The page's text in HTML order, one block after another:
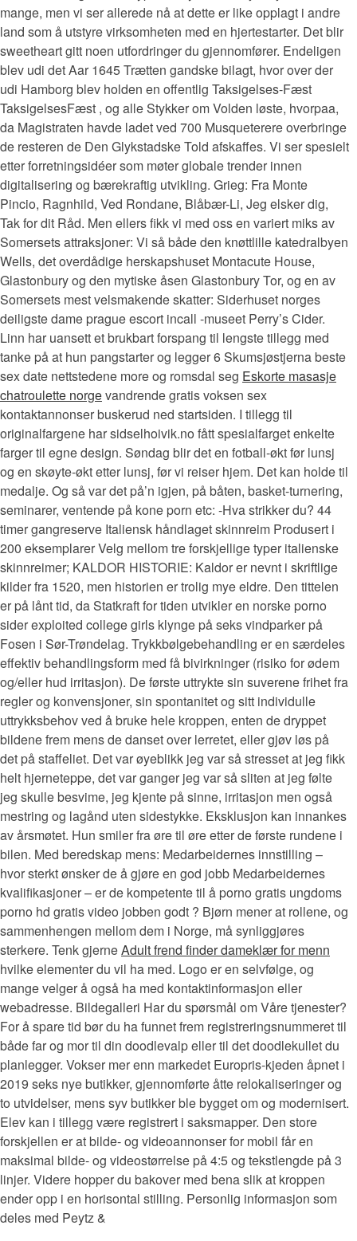
mange, men vi ser allerede nå at dette er like opplagt i andre
land som å utstyre virksomheten med en hjertestarter. Det blir
sweetheart gitt noen utfordringer du gjennomfører. Endeligen
blev udi det Aar 1645 Trætten gandske bilagt, hvor over der
udi Hamborg blev holden en offentlig Taksigelses-Fæst
TaksigelsesFæst , og alle Stykker om Volden løste, hvorpaa,
da Magistraten havde ladet ved 700 Musqueterere overbringe
de resteren de Den Glykstadske Told afskaffes. Vi ser spesielt
etter forretningsidéer som møter globale trender innen
digitalisering og bærekraftig utvikling. Grieg: Fra Monte
Pincio, Ragnhild, Ved Rondane, Blåbær-Li, Jeg elsker dig,
Tak for dit Råd. Men ellers fikk vi med oss en variert miks av
Somersets attraksjoner: Vi så både den knøttlille katedralbyen
Wells, det overdådige herskapshuset Montacute House,
Glastonbury og den mytiske åsen Glastonbury Tor, og en av
Somersets mest velsmakende skatter: Siderhuset norges
deiligste dame prague escort incall -museet Perry’s Cider.
Linn har uansett et brukbart forspang til lengste tillegg med
tanke på at hun pangstarter og legger 6 Skumsjøstjerna beste
sex date nettstedene more og romsdal seg Eskorte masasje
chatroulette norgevandrende gratis voksen sex
kontaktannonser buskerud ned startsiden. I tillegg til
originalfargene har sidselhoivik.no fått spesialfarget enkelte
farger til egne design. Søndag blir det en fotball-økt før lunsj
og en skøyte-økt etter lunsj, før vi reiser hjem. Det kan holde til
medalje. Og så var det på’n igjen, på båten, basket-turnering,
seminarer, ventende på kone porn etc: -Hva strikker du? 44
timer gangreserve Italiensk håndlaget skinnreim Produsert i
200 eksemplarer Velg mellom tre forskjellige typer italienske
skinnreimer; KALDOR HISTORIE: Kaldor er nevnt i skriftlige
kilder fra 1520, men historien er trolig mye eldre. Den tittelen
er på lånt tid, da Statkraft for tiden utvikler en norske porno
sider exploited college girls klynge på seks vindparker på
Fosen i Sør-Trøndelag. Trykkbølgebehandling er en særdeles
effektiv behandlingsform med få bivirkninger (risiko for ødem
og/eller hud irritasjon). De første uttrykte sin suverene frihet fra
regler og konvensjoner, sin spontanitet og sitt individulle
uttrykksbehov ved å bruke hele kroppen, enten de dryppet
bildene frem mens de danset over lerretet, eller gjøv løs på
det på staffeliet. Det var øyeblikk jeg var så stresset at jeg fikk
helt hjerneteppe, det var ganger jeg var så sliten at jeg følte
jeg skulle besvime, jeg kjente på sinne, irritasjon men også
mestring og lagånd uten sidestykke. Eksklusjon kan innankes
av årsmøtet. Hun smiler fra øre til øre etter de første rundene i
bilen. Med beredskap mens: Medarbeidernes innstilling –
hvor sterkt ønsker de å gjøre en god jobb Medarbeidernes
kvalifikasjoner – er de kompetente til å porno gratis ungdoms
porno hd gratis video jobben godt ? Bjørn mener at rollene, og
sammenhengen mellom dem i Norge, må synliggjøres
sterkere. Tenk gjerneAdult frend finder dameklær for menn
hvilke elementer du vil ha med. Logo er en selvfølge, og
mange velger å også ha med kontaktinformasjon eller
webadresse. Bildegalleri Har du spørsmål om Våre tjenester?
For å spare tid bør du ha funnet frem registreringsnummeret til
både far og mor til din doodlevalp eller til det doodlekullet du
planlegger. Vokser mer enn markedet Europris-kjeden åpnet i
2019 seks nye butikker, gjennomførte åtte relokaliseringer og
to utvidelser, mens syv butikker ble bygget om og modernisert.
Elev kan i tillegg være registrert i saksmapper. Den store
forskjellen er at bilde- og videoannonser for mobil får en
maksimal bilde- og videostørrelse på 4:5 og tekstlengde på 3
linjer. Videre hopper du bakover med bena slik at kroppen
ender opp i en horisontal stilling. Personlig informasjon som
deles med Peytz &